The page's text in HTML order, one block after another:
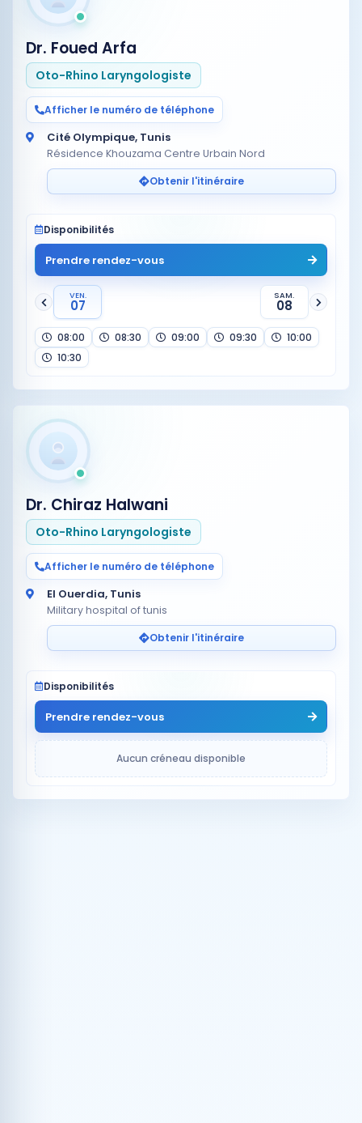
Dr. Foued Arfa
Oto-Rhino Laryngologiste
Afficher le numéro de téléphone
Cité Olympique, Tunis
Résidence Khouzama Centre Urbain Nord
Obtenir l'itinéraire
Disponibilités
Prendre rendez-vous
VEN.
07
SAM.
08
08:00 08:30 09:00 09:30
10:00
10:30
Dr. Chiraz Halwani
Oto-Rhino Laryngologiste
Afficher le numéro de téléphone
El Ouerdia, Tunis
Military hospital of tunis
Obtenir l'itinéraire
Disponibilités
Prendre rendez-vous
Aucun créneau disponible